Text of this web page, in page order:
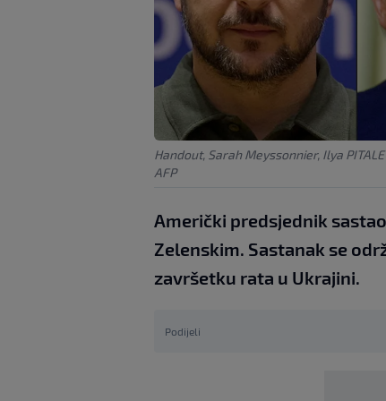
Handout, Sarah Meyssonnier, Ilya
AFP
Američki predsjednik
Zelenskim. Sastanak se
završetku rata u Ukrajini.
Podijeli